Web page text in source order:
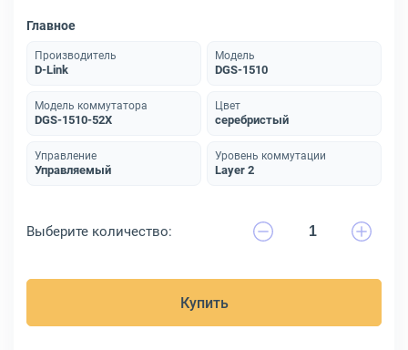
Главное
Производитель
D-Link
Модель
DGS-1510
Модель коммутатора
DGS-1510-52X
Цвет
серебристый
Управление
Управляемый
Уровень коммутации
Layer 2
Выберите количество:
Купить